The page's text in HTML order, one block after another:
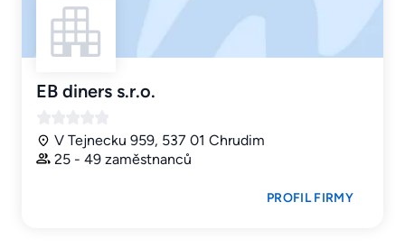
EB diners s.r.o.
V Tejnecku 959, 537 01 Chrudim
25 - 49 zaměstnanců
PROFIL FIRMY